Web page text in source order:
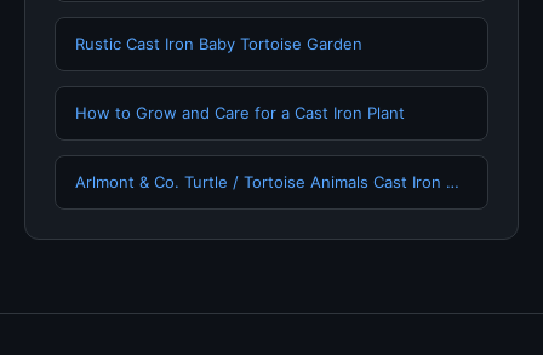
Rustic Cast Iron Baby Tortoise Garden
How to Grow and Care for a Cast Iron Plant
Arlmont & Co. Turtle / Tortoise Animals Cast Iron …